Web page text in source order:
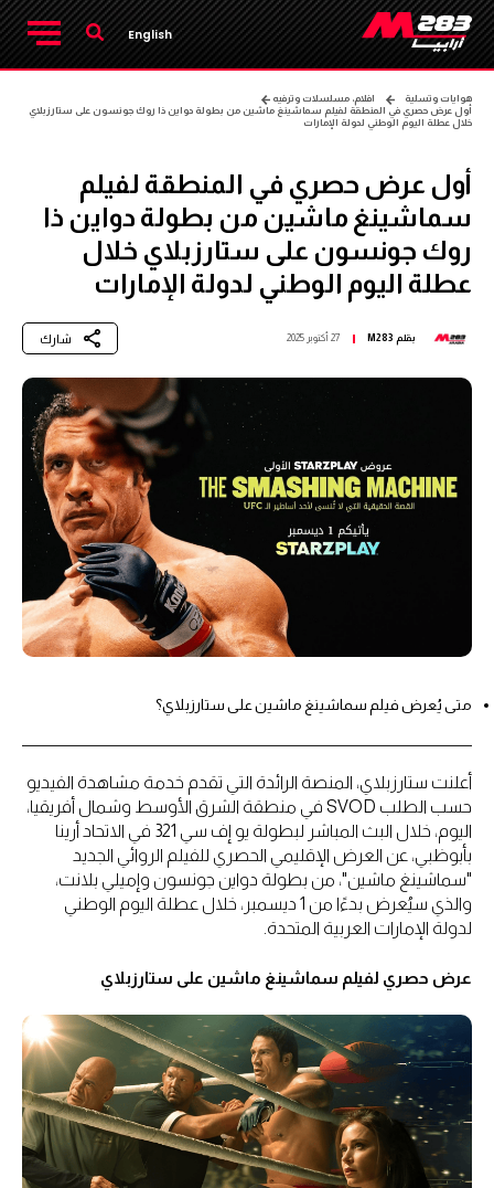
English
هوايات وتسلية
افلام، مسلسلات وترفيه
أول عرض حصري في المنطقة لفيلم سماشينغ ماشين من بطولة دواين ذا روك جونسون على ستارزبلاي
خلال عطلة اليوم الوطني لدولة الإمارات
أول عرض حصري في المنطقة لفيلم
سماشينغ ماشين من بطولة دواين ذا
روك جونسون على ستارزبلاي خلال
عطلة اليوم الوطني لدولة الإمارات
بقلم M283 27 أكتوبر 2025 شارك
متى يُعرض فيلم سماشينغ ماشين على ستارزبلاي؟
أعلنت ستارزبلاي، المنصة الرائدة التي تقدم خدمة مشاهدة الفيديو
حسب الطلب SVOD في منطقة الشرق الأوسط وشمال أفريقيا،
اليوم، خلال البث المباشر لبطولة يو إف سي 321 في الاتحاد أرينا
بأبوظبي، عن العرض الإقليمي الحصري للفيلم الروائي الجديد
"سماشينغ ماشين"، من بطولة دواين جونسون وإميلي بلانت،
والذي سيُعرض بدءًا من 1 ديسمبر، خلال عطلة اليوم الوطني
لدولة الإمارات العربية المتحدة.
عرض حصري لفيلم سماشينغ ماشين على ستارزبلاي